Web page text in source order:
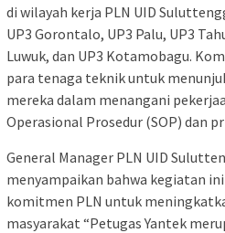
di wilayah kerja PLN UID
UP3 Gorontalo, UP3 Palu, UP3
Luwuk, dan UP3 Kotamobagu.
para tenaga teknik untuk
mereka dalam menangani
Operasional Prosedur (SOP) dan
General Manager PLN UID
menyampaikan bahwa kegiatan
komitmen PLN untuk
masyarakat “Petugas Yantek